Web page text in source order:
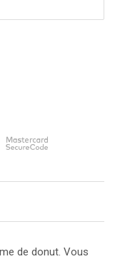
de donut. Vous